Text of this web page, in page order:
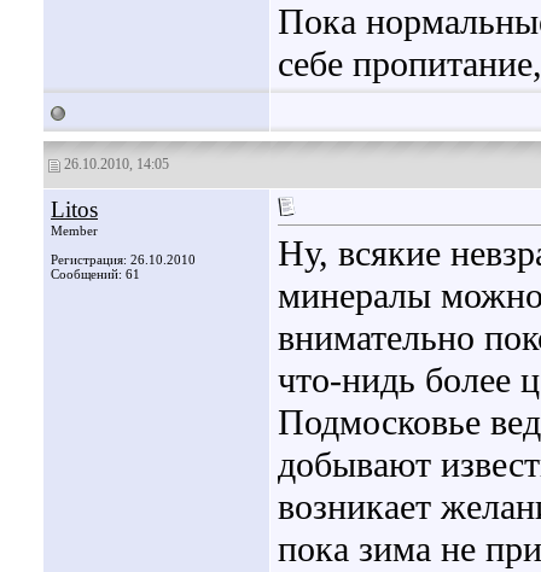
Пока
себе
26.10.2010, 14:05
Litos
Member
Регистрация: 26.10.2010
Сообщений: 61
Ну, всякие
минералы можно
внимательно
что-нидь более
Подмосковье
добывают
возникает
пока зима не